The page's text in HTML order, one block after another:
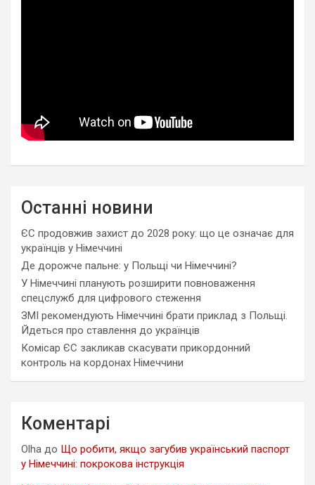
Останні новини
ЄС продовжив захист до 2028 року: що це означає для
українців у Німеччині
Де дорожче пальне: у Польщі чи Німеччині?
У Німеччині планують розширити повноваження
спецслужб для цифрового стеження
ЗМІ рекомендують Німеччині брати приклад з Польщі.
Йдеться про ставлення до українців
Комісар ЄС закликав скасувати прикордонний
контроль на кордонах Німеччини
Коментарі
Olha до Що робити, якщо загубив український паспорт
у Німеччині: покрокова інструкція